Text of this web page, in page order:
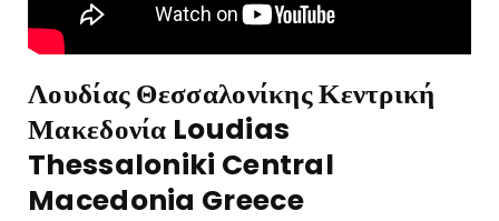
Λουδίας Θεσσαλονίκης Κεντρική
Μακεδονία Loudias
Thessaloniki Central
Macedonia Greece